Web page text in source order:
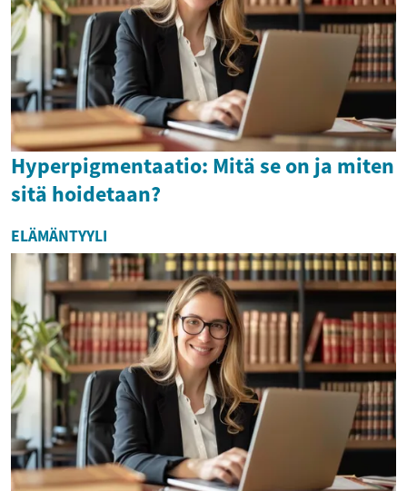
Hyperpigmentaatio: Mitä se on ja miten
sitä hoidetaan?
ELÄMÄNTYYLI